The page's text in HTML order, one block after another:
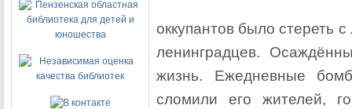
оккупантов было стереть
ленинградцев.
жизнь. Ежедневные
сломили его жителей,